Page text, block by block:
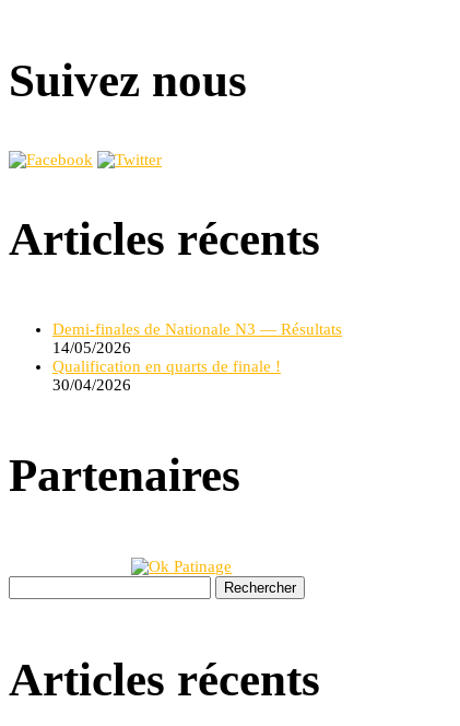
Suivez nous
Articles récents
Demi-finales de Nationale N3 — Résultats
14/05/2026
Qualification en quarts de finale !
30/04/2026
Partenaires
Articles récents